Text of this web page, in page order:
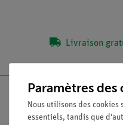
Livraison
Paramètres des
Nous utilisons des cookies
essentiels, tandis que